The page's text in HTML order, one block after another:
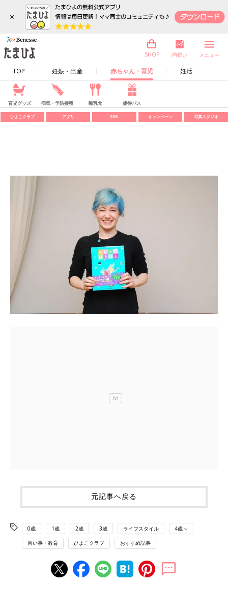
×
TOP 妊娠・出産 赤ちゃん・育児 妊活
SHOP 内祝い メニュー
育児グッズ 病気・予防接種 離乳食 優待パス
ひよこクラブ アプリ SNS キャンペーン 写真スタジオ
元記事へ戻る
0歳 1歳 2歳 3歳 ライフスタイル 4歳～
習い事・教育 ひよこクラブ おすすめ記事